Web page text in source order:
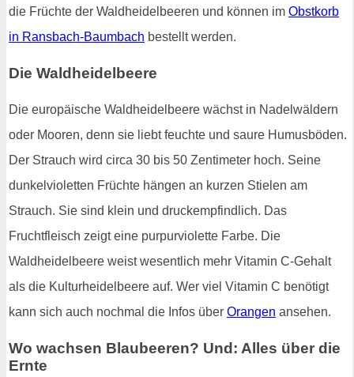
die Früchte der Waldheidelbeeren und können im Obstkorb
in Ransbach-Baumbach bestellt werden.
Die Waldheidelbeere
Die europäische Waldheidelbeere wächst in Nadelwäldern
oder Mooren, denn sie liebt feuchte und saure Humusböden.
Der Strauch wird circa 30 bis 50 Zentimeter hoch. Seine
dunkelvioletten Früchte hängen an kurzen Stielen am
Strauch. Sie sind klein und druckempfindlich. Das
Fruchtfleisch zeigt eine purpurviolette Farbe. Die
Waldheidelbeere weist wesentlich mehr Vitamin C-Gehalt
als die Kulturheidelbeere auf. Wer viel Vitamin C benötigt
kann sich auch nochmal die Infos über Orangen ansehen.
Wo wachsen Blaubeeren? Und: Alles über die
Ernte